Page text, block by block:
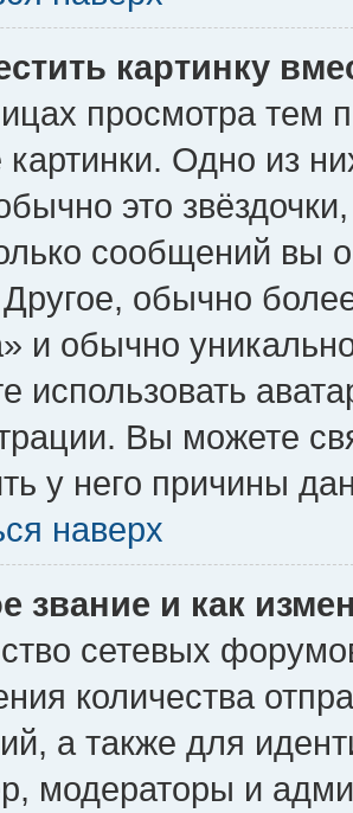
картинку
просмотра тем
Одно из
это
сообщений вы
обычно
и обычно
использовать
Вы можете
у него причины
наверх
звание и как
сетевых
количества
а также для
модераторы и